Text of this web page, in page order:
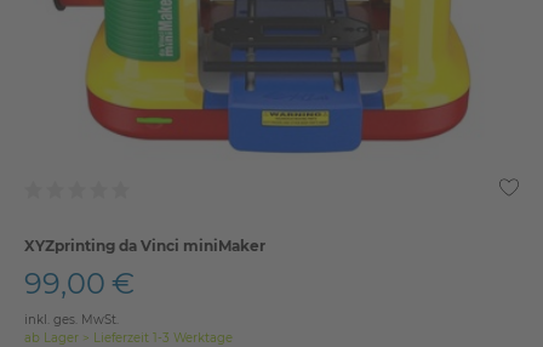
XYZprinting da Vinci miniMaker
99,00 €
inkl. ges. MwSt.
ab Lager > Lieferzeit 1-3 Werktage